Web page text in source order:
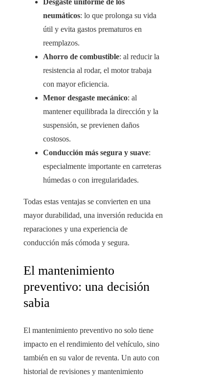
Desgaste uniforme de los
neumáticos: lo que prolonga su vida
útil y evita gastos prematuros en
reemplazos.
Ahorro de combustible: al reducir la
resistencia al rodar, el motor trabaja
con mayor eficiencia.
Menor desgaste mecánico: al
mantener equilibrada la dirección y la
suspensión, se previenen daños
costosos.
Conducción más segura y suave:
especialmente importante en carreteras
húmedas o con irregularidades.
Todas estas ventajas se convierten en una
mayor durabilidad, una inversión reducida en
reparaciones y una experiencia de
conducción más cómoda y segura.
El mantenimiento
preventivo: una decisión
sabia
El mantenimiento preventivo no solo tiene
impacto en el rendimiento del vehículo, sino
también en su valor de reventa. Un auto con
historial de revisiones y mantenimiento